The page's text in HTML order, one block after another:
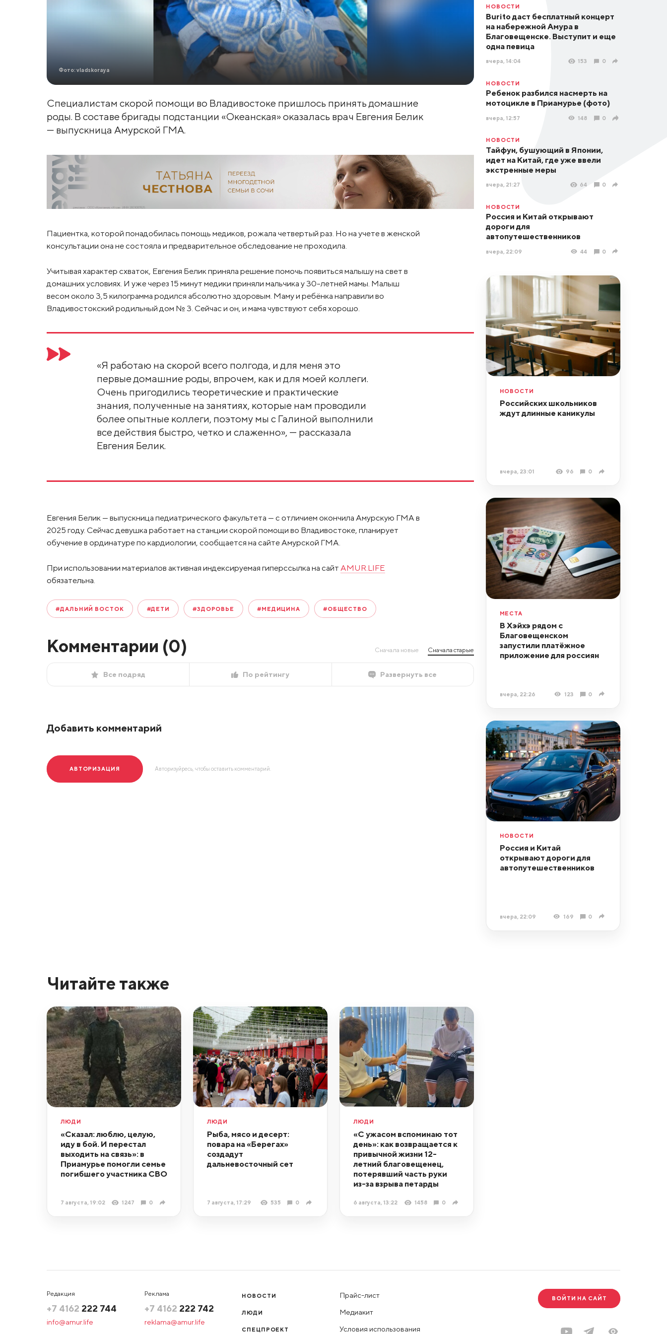
Фото: vladskoraya
Специалистам скорой помощи во Владивостоке пришлось принять домашние
роды. В составе бригады подстанции «Океанская» оказалась врач Евгения Белик
— выпускница Амурской ГМА.
Пациентка, которой понадобилась помощь медиков, рожала четвертый раз. Но на учете в женской
консультации она не состояла и предварительное обследование не проходила.
Учитывая характер схваток, Евгения Белик приняла решение помочь появиться малышу на свет в
домашних условиях. И уже через 15 минут медики приняли мальчика у 30-летней мамы. Малыш
весом около 3,5 килограмма родился абсолютно здоровым. Маму и ребёнка направили во
Владивостокский родильный дом № 3. Сейчас и он, и мама чувствуют себя хорошо.
«Я работаю на скорой всего полгода, и для меня это
первые домашние роды, впрочем, как и для моей коллеги.
Очень пригодились теоретические и практические
знания, полученные на занятиях, которые нам проводили
более опытные коллеги, поэтому мы с Галиной выполнили
все действия быстро, четко и слаженно», — рассказала
Евгения Белик.
Евгения Белик — выпускница педиатрического факультета — с отличием окончила Амурскую ГМА в
2025 году. Сейчас девушка работает на станции скорой помощи во Владивостоке, планирует
обучение в ординатуре по кардиологии, сообщается на сайте Амурской ГМА.
При использовании материалов активная индексируемая гиперссылка на сайт AMUR.LIFE
обязательна.
#ДАЛЬНИЙ ВОСТОК #ДЕТИ #ЗДОРОВЬЕ #МЕДИЦИНА #ОБЩЕСТВО
Комментарии (0) Сначала новые Сначала старые
Все подряд По рейтингу Развернуть все
Добавить комментарий
АВТОРИЗАЦИЯ Авторизуйресь, чтобы оставить комментарий.
НОВОСТИ
Burito даст бесплатный концерт
на набережной Амура в
Благовещенске. Выступит и еще
одна певица
вчера, 14:04 153 0
НОВОСТИ
Ребенок разбился насмерть на
мотоцикле в Приамурье (фото)
вчера, 12:57 148 0
НОВОСТИ
Тайфун, бушующий в Японии,
идет на Китай, где уже ввели
экстренные меры
вчера, 21:27 64 0
НОВОСТИ
Россия и Китай открывают
дороги для
автопутешественников
вчера, 22:09 44 0
НОВОСТИ
Российских школьников
ждут длинные каникулы
вчера, 23:01 96 0
МЕСТА
В Хэйхэ рядом с
Благовещенском
запустили платёжное
приложение для россиян
вчера, 22:26 123 0
НОВОСТИ
Россия и Китай
открывают дороги для
автопутешественников
вчера, 22:09 169 0
Читайте также
ЛЮДИ
«Сказал: люблю, целую,
иду в бой. И перестал
выходить на связь»: в
Приамурье помогли семье
погибшего участника СВО
7 августа, 19:02 1247 0
ЛЮДИ
Рыба, мясо и десерт:
повара на «Берегах»
создадут
дальневосточный сет
7 августа, 17:29 535 0
ЛЮДИ
«С ужасом вспоминаю тот
день»: как возвращается к
привычной жизни 12-
летний благовещенец,
потерявший часть руки
из-за взрыва петарды
6 августа, 13:22 1458 0
Редакция
+7 4162 222 744
info@amur.life
Реклама
+7 4162 222 742
reklama@amur.life
НОВОСТИ
ЛЮДИ
СПЕЦПРОЕКТ
Прайс-лист
Медиакит
Условия использования
ВОЙТИ НА САЙТ